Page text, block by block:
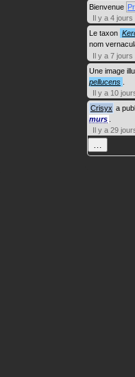
Bienvenue
Il y a 4 jours
Le taxon
nom
Il y a 7 jours
Une image
pellucens
Il y a 10
Crisyx a
murs
Il y a 29
…